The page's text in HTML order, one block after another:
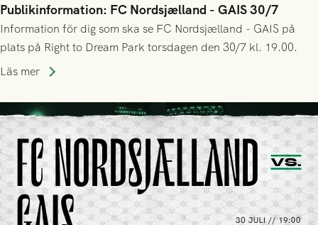
Publikinformation: FC Nordsjælland - GAIS 30/7
Information för dig som ska se FC Nordsjælland - GAIS på
plats på Right to Dream Park torsdagen den 30/7 kl. 19.00.
Läs mer